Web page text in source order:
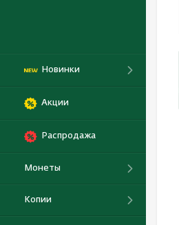
Новинки
Акции
Распродажа
Монеты
Копии